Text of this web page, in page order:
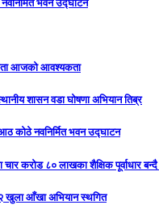
भवन उद्घाटन
आजको आवश्यकता
शासन वडा घोषणा अभियान तिब्र
आठ कोठे नवनिर्मित भवन उद्घाटन
चार करोड ८० लाखका शैक्षिक पूर्वाधार बन्दै
खुला आँखा अभियान स्थगित